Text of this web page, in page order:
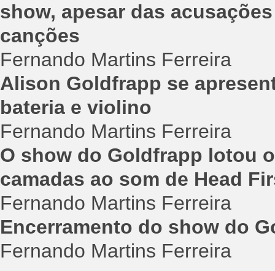
show, apesar das
canções
Fernando Martins Ferreira
Alison Goldfrapp se
bateria e violino
Fernando Martins Ferreira
O show do Goldfrapp lotou
camadas ao som de Head
Fernando Martins Ferreira
Encerramento do show do
Fernando Martins Ferreira